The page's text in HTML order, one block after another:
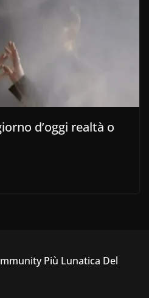
d’oggi realtà o
Più Lunatica Del